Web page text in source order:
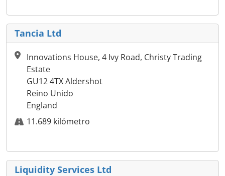
Tancia Ltd
Innovations House, 4 Ivy Road, Christy Trading
Estate
GU12 4TX Aldershot
Reino Unido
England
11.689 kilómetro
Liquidity Services Ltd